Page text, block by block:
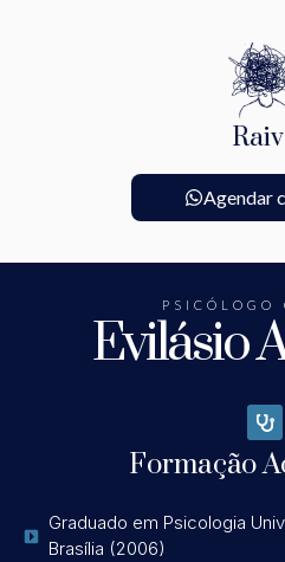
Agendar
PSICÓLOGO
Evilásio
Formação
Graduado em Psicologia
Brasília (2006)